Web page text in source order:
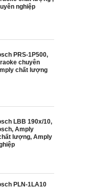
nghiệp
PRS-1P500,
chuyên
chất lượng
LBB 190x/10,
Amply
lượng, Amply
PLN‑1LA10